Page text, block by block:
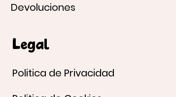
Devoluciones
Legal
Politica de Privacidad